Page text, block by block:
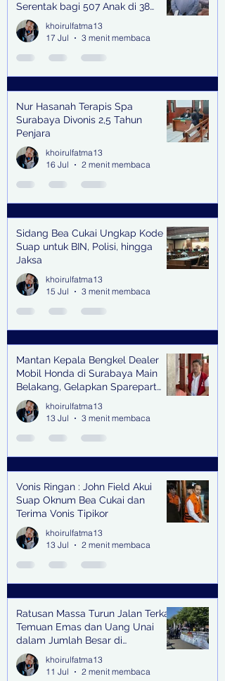
Serentak bagi 507 Anak di 38
Kabupaten & Kota
khoirulfatma13
17 Jul
3 menit membaca
Nur Hasanah Terapis Spa
Surabaya Divonis 2,5 Tahun
Penjara
khoirulfatma13
16 Jul
2 menit membaca
Sidang Bea Cukai Ungkap Kode
Suap untuk BIN, Polisi, hingga
Jaksa
khoirulfatma13
15 Jul
3 menit membaca
Mantan Kepala Bengkel Dealer
Mobil Honda di Surabaya Main
Belakang, Gelapkan Sparepart
Senilai Rp 1,9 Miliar
khoirulfatma13
13 Jul
3 menit membaca
Vonis Ringan : John Field Akui
Suap Oknum Bea Cukai dan
Terima Vonis Tipikor
khoirulfatma13
13 Jul
2 menit membaca
Ratusan Massa Turun Jalan Terkait
Temuan Emas dan Uang Unai
dalam Jumlah Besar di
Lingkungan Jampidsus Kejaksaan
Agung RI di Jakarta
khoirulfatma13
11 Jul
2 menit membaca